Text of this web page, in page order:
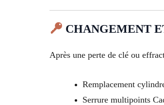
CHANGEMENT
Après une perte de clé ou
Remplacement
Serrure multipoints